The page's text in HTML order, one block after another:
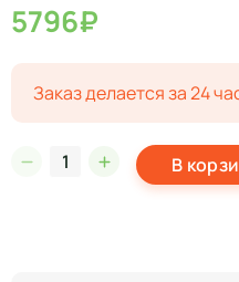
5796₽
Заказ делается за 24
В